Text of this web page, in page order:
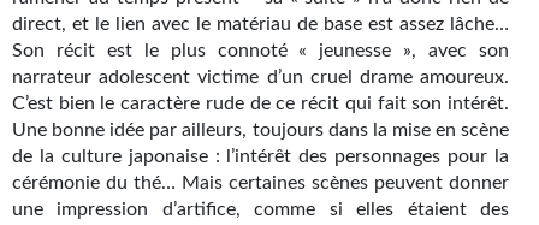
Goodies Gotland
Tirages d’art Une Heure-Lumière
PLUS
À paraître
direct, et le lien avec le matériau de base est assez lâche…
Son récit est le plus connoté « jeunesse », avec son
narrateur adolescent victime d’un cruel drame amoureux.
C’est bien le caractère rude de ce récit qui fait son intérêt.
Une bonne idée par ailleurs, toujours dans la mise en scène
de la culture japonaise : l’intérêt des personnages pour la
cérémonie du thé… Mais certaines scènes peuvent donner
une impression d’artifice, comme si elles étaient des